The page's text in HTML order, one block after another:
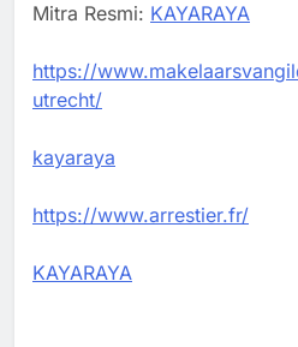
Mitra Resmi: KAYARAYA
https://
utrecht/
kayaraya
https://www.arrestier.fr/
KAYARAYA